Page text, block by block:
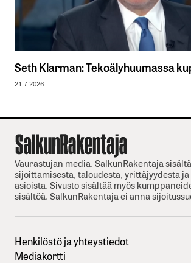
Seth Klarman: Tekoälyhuumassa
21.7.2026
Vaurastujan media. SalkunRakentaja
sijoittamisesta, taloudesta, yrittäjyydesta
asioista. Sivusto sisältää myös
sisältöä. SalkunRakentaja ei anna
Henkilöstö ja yhteystiedot
Mediakortti